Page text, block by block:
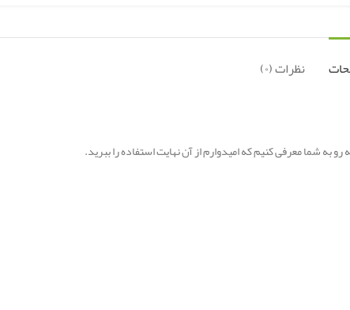
نظرات (۰)
شما معرفی کنیم که امیدوارم از آن نهایت استفاده را ببرید.